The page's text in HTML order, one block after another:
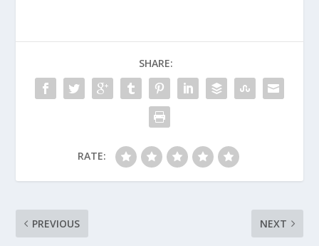
SHARE:
RATE:
PREVIOUS NEXT